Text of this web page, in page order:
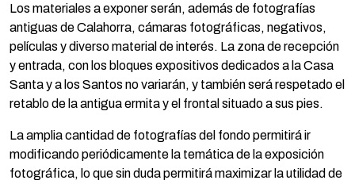
Los materiales a exponer serán, además de fotografías
antiguas de Calahorra, cámaras fotográficas, negativos,
películas y diverso material de interés. La zona de recepción
y entrada, con los bloques expositivos dedicados a la Casa
Santa y a los Santos no variarán, y también será respetado el
retablo de la antigua ermita y el frontal situado a sus pies.
La amplia cantidad de fotografías del fondo permitirá ir
modificando periódicamente la temática de la exposición
fotográfica, lo que sin duda permitirá maximizar la utilidad de